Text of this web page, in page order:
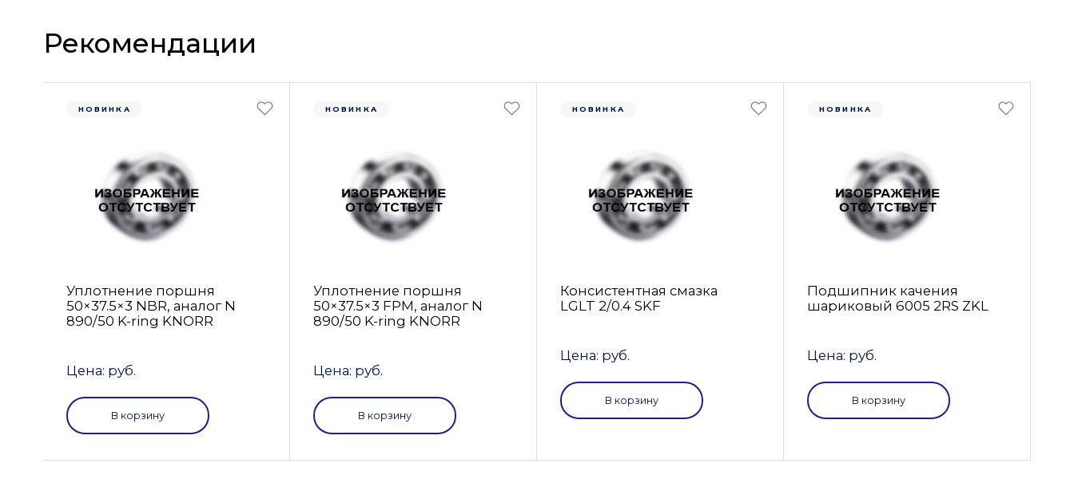
Рекомендации
НОВИНКА
Уплотнение поршня
50×37.5×3 NBR, аналог N
890/50 K-ring KNORR
Цена: руб.
В корзину
НОВИНКА
Уплотнение поршня
50×37.5×3 FРM, аналог N
890/50 K-ring KNORR
Цена: руб.
В корзину
НОВИНКА
Консистентная смазка
LGLT 2/0.4 SKF
Цена: руб.
В корзину
НОВИНКА
Подшипник качения
шариковый 6005 2RS ZKL
Цена: руб.
В корзину